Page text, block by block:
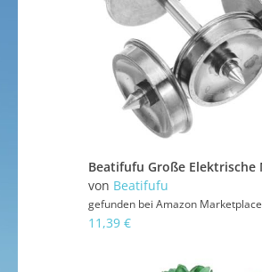
von Beatifufu
gefunden bei Amazon Marketplace
11,39 €